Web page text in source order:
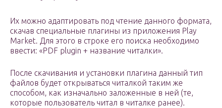
Их можно адаптировать под чтение данного формата,
скачав специальные плагины из приложения Play
Market. Для этого в строке его поиска необходимо
ввести: «PDF plugin + название читалки».
После скачивания и установки плагина данный тип
файлов будет открываться читалкой таким же
способом, как изначально заложенные в ней (те,
которые пользователь читал в читалке ранее).